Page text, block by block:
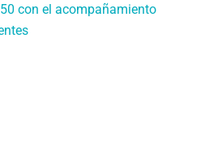
con el acompañamiento